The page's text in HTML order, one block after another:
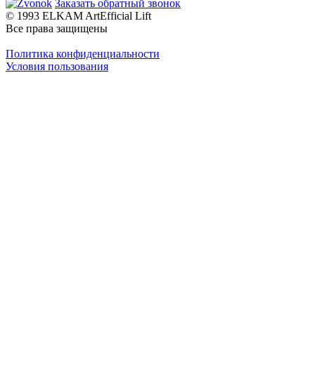
Заказать обратный звонок
© 1993 ELKAM ArtEfficial Lift
Все права защищены
Политика конфиденциальности
Условия пользования